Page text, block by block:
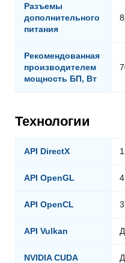
Разъемы
дополнительного
питания
Рекомендованная
производителем
мощность БП, Вт
Технологии
API DirectX
API OpenGL
API OpenCL
API Vulkan
NVIDIA CUDA